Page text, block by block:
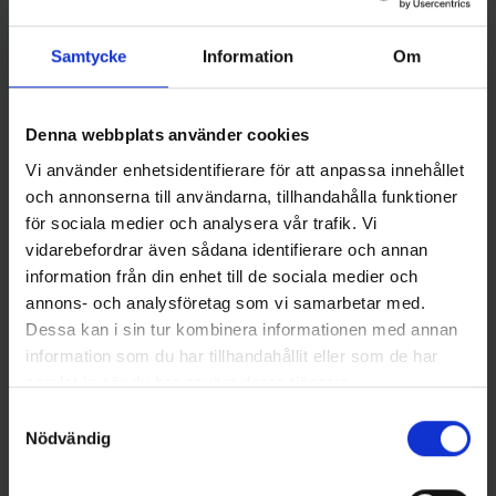
Samtycke Information Om
Denna webbplats använder cookies
Vi använder enhetsidentifierare för att anpassa innehållet
och annonserna till användarna, tillhandahålla funktioner
för sociala medier och analysera vår trafik. Vi
vidarebefordrar även sådana identifierare och annan
information från din enhet till de sociala medier och
annons- och analysföretag som vi samarbetar med.
Dessa kan i sin tur kombinera informationen med annan
information som du har tillhandahållit eller som de har
samlat in när du har använt deras tjänster.
Nödvändig
Bomber B15A Long A 12 cm -
WIGG31
159 kr
Bomber B15A Long A 12 cm -
CHLO
159 kr
16 andra produkter i samma kategori: